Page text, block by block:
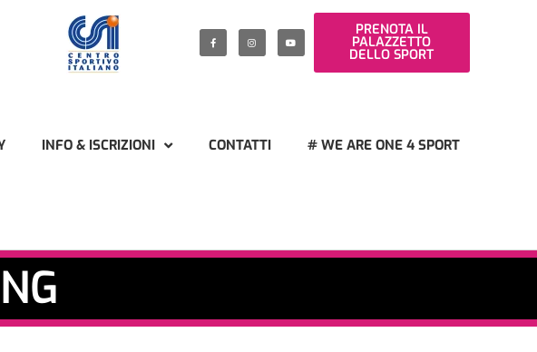
PRENOTA IL
PALAZZETTO
DELLO SPORT
INFO & ISCRIZIONI CONTATTI # WE ARE ONE 4 SPORT